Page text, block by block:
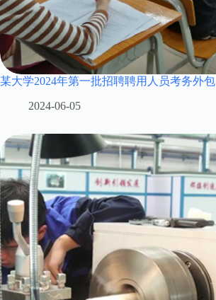
某大学2024年第一批招聘聘用人员考务外包
2024-06-05